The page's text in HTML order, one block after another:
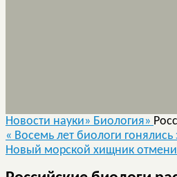
Новости науки» Биология»
« Восемь лет биологи
Новый морской хищник